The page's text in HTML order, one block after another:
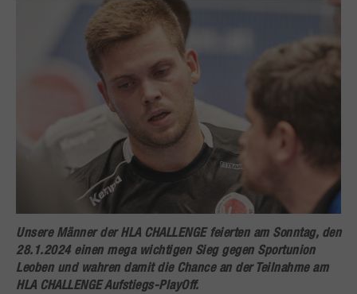
Unsere Männer der HLA CHALLENGE feierten am Sonntag, den
28.1.2024 einen mega wichtigen Sieg gegen Sportunion
Leoben und wahren damit die Chance an der Teilnahme am
HLA CHALLENGE Aufstiegs-PlayOff.